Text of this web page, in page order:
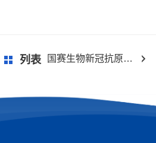
国赛生物新冠抗原检测产品获批准入欧洲多国政府白名单！
列表